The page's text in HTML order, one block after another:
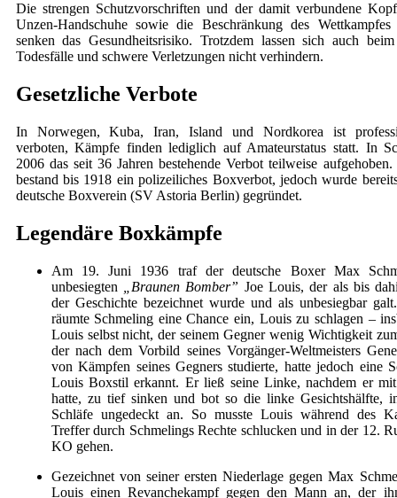
Die strengen Schutzvorschriften und der damit verbundene
Unzen-Handschuhe sowie die Beschränkung des
senken das Gesundheitsrisiko. Trotzdem lassen sich auch
Todesfälle und schwere Verletzungen nicht verhindern.
Gesetzliche Verbote
In Norwegen, Kuba, Iran, Island und Nordkorea ist
verboten, Kämpfe finden lediglich auf Amateurstatus statt. In
2006 das seit 36 Jahren bestehende Verbot teilweise
bestand bis 1918 ein polizeiliches Boxverbot, jedoch wurde
deutsche Boxverein (SV Astoria Berlin) gegründet.
Legendäre Boxkämpfe
Am 19. Juni 1936 traf der deutsche Boxer Max
unbesiegten
„Braunen Bomber” Joe Louis, der als bis
der Geschichte bezeichnet wurde und als unbesiegbar
räumte Schmeling eine Chance ein, Louis zu schlagen –
Louis selbst nicht, der seinem Gegner wenig Wichtigkeit
der nach dem Vorbild seines Vorgänger-Weltmeisters
von Kämpfen seines Gegners studierte, hatte jedoch eine
Louis Boxstil erkannt. Er ließ seine Linke, nachdem er
hatte, zu tief sinken und bot so die linke Gesichtshälfte,
Schläfe ungedeckt an. So musste Louis während des
Treffer durch Schmelings Rechte schlucken und in der 12.
KO gehen.
Gezeichnet von seiner ersten Niederlage gegen Max
Louis einen Revanchekampf gegen den Mann an, der